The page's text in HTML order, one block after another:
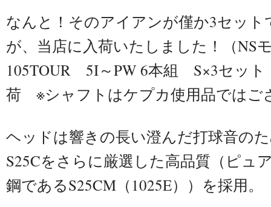
なんと！そのアイアンが僅か3セット
が、当店に入荷いたしました！（NS
105TOUR 5I～PW 6本組 S×3セット
荷 ※シャフトはケプカ使用品ではご
ヘッドは響きの長い澄んだ打球音の
S25Cをさらに厳選した高品質（ピュ
鋼であるS25CM（1025E））を採用。